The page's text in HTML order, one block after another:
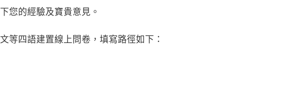
您的經驗及寶貴意見。
等四語建置線上問卷，填寫路徑如下：